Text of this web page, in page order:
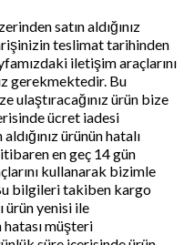
satın aldığınız
teslimat tarihinden
iletişim araçlarını
gerekmektedir. Bu
ürün bize
ücret iadesi
ürünün hatalı
en geç 14 gün
kullanarak bizimle
bilgileri takiben kargo
ürün yenisi ile
müşteri